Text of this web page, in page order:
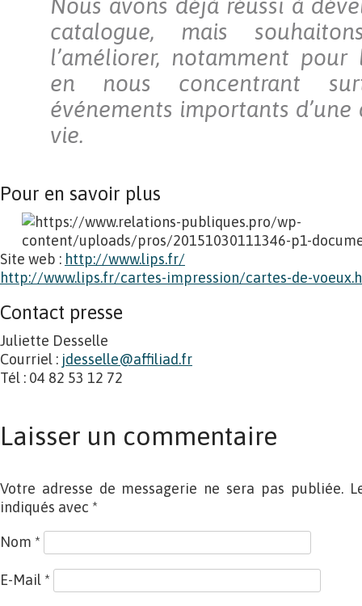
Nous avons déjà réussi à
catalogue, mais
l’améliorer, notamment pour
en nous concentrant
événements importants d’une
vie.
Pour en savoir plus
Site web : http://www.lips.fr/
http://www.lips.fr/cartes-impression/cartes-de-
Contact presse
Juliette Desselle
Courriel : jdesselle@affiliad.fr
Tél : 04 82 53 12 72
Laisser un commentaire
Votre adresse de messagerie ne sera pas publiée.
indiqués avec *
Nom *
E-Mail *